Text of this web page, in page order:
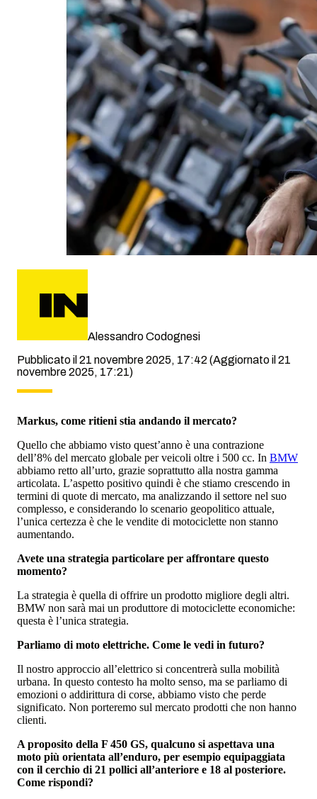
Alessandro Codognesi
Pubblicato il 21 novembre 2025, 17:42 (Aggiornato il 21
novembre 2025, 17:21)
Markus, come ritieni stia andando il mercato?
Quello che abbiamo visto quest’anno è una contrazione
dell’8% del mercato globale per veicoli oltre i 500 cc. In BMW
abbiamo retto all’urto, grazie soprattutto alla nostra gamma
articolata. L’aspetto positivo quindi è che stiamo crescendo in
termini di quote di mercato, ma analizzando il settore nel suo
complesso, e considerando lo scenario geopolitico attuale,
l’unica certezza è che le vendite di motociclette non stanno
aumentando.
Avete una strategia particolare per affrontare questo
momento?
La strategia è quella di offrire un prodotto migliore degli altri.
BMW non sarà mai un produttore di motociclette economiche:
questa è l’unica strategia.
Parliamo di moto elettriche. Come le vedi in futuro?
Il nostro approccio all’elettrico si concentrerà sulla mobilità
urbana. In questo contesto ha molto senso, ma se parliamo di
emozioni o addirittura di corse, abbiamo visto che perde
significato. Non porteremo sul mercato prodotti che non hanno
clienti.
A proposito della F 450 GS, qualcuno si aspettava una
moto più orientata all’enduro, per esempio equipaggiata
con il cerchio di 21 pollici all’anteriore e 18 al posteriore.
Come rispondi?